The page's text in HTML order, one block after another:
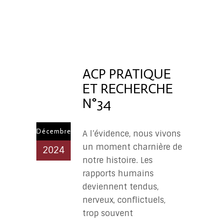
PR
ACP PRATIQUE
ET RECHERCHE
N°34
Décembre
2024
A l’évidence, nous vivons
un moment charnière de
notre histoire. Les
rapports humains
deviennent tendus,
nerveux, conflictuels,
trop souvent